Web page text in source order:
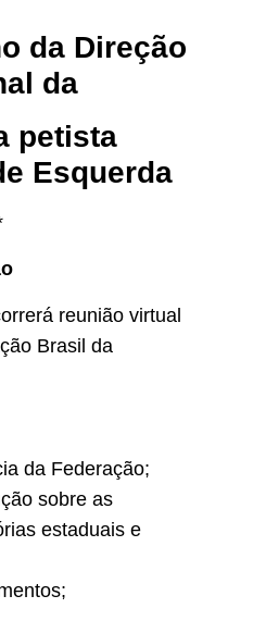
da Direção
da
petista
Esquerda
reunião virtual
Brasil da
da Federação;
sobre as
estaduais e